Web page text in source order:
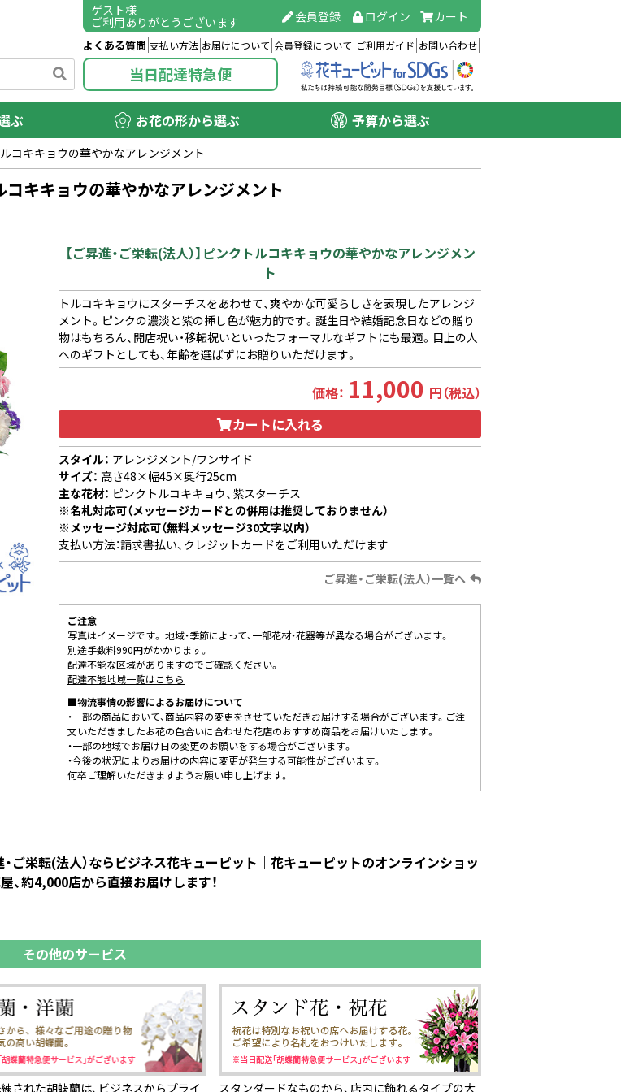
ゲスト様
ご利用ありがとうございます 会員登録 ログイン カート
よくある質問 支払い方法 お届けについて 会員登録について ご利用ガイド お問い合わせ
当日配達特急便
ぶ お花の形から選ぶ 予算から選ぶ
ルコキキョウの華やかなアレンジメント
コキキョウの華やかなアレンジメント
【ご昇進・ご栄転(法人）】ピンクトルコキキョウの華やかなアレンジメン
ト
トルコキキョウにスターチスをあわせて、爽やかな可愛らしさを表現したアレンジ
メント。ピンクの濃淡と紫の挿し色が魅力的です。誕生日や結婚記念日などの贈り
物はもちろん、開店祝い・移転祝いといったフォーマルなギフトにも最適。目上の人
へのギフトとしても、年齢を選ばずにお贈りいただけます。
価格： 11,000 円（税込）
カートに入れる
スタイル： アレンジメント/ワンサイド
サイズ： 高さ48×幅45×奥行25cm
主な花材： ピンクトルコキキョウ、紫スターチス
※名札対応可（メッセージカードとの併用は推奨しておりません）
※メッセージ対応可（無料メッセージ30文字以内）
支払い方法：請求書払い、クレジットカードをご利用いただけます
ご昇進・ご栄転(法人）一覧へ
ご注意
写真はイメージです。 地域・季節によって、一部花材・花器等が異なる場合がございます。
別途手数料990円がかかります。
配達不能な区域がありますのでご確認ください。
配達不能地域一覧はこちら
■物流事情の影響によるお届けについて
・一部の商品において、商品内容の変更をさせていただきお届けする場合がございます。ご注
文いただきましたお花の色合いに合わせた花店のおすすめ商品をお届けいたします。
・一部の地域でお届け日の変更のお願いをする場合がございます。
・今後の状況によりお届けの内容に変更が発生する可能性がございます。
何卒ご理解いただきますようお願い申し上げます。
ご栄転(法人）ならビジネス花キューピット｜花キューピットのオンラインショッ
、約4,000店から直接お届けします！
その他のサービス
された胡蝶蘭は、ビジネスからプライ スタンダードなものから、店内に飾れるタイプの大